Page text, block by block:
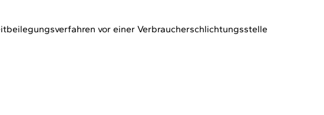
vor einer Verbraucherschlichtungsstelle